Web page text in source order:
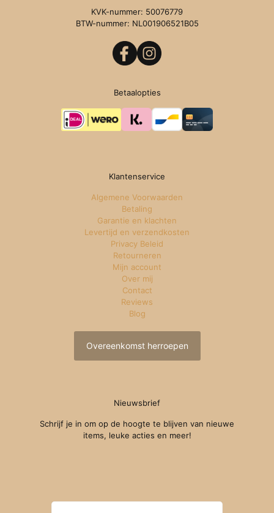
KVK-nummer: 50076779
BTW-nummer: NL001906521B05
Betaalopties
Klantenservice
Algemene Voorwaarden
Betaling
Garantie en klachten
Levertijd en verzendkosten
Privacy Beleid
Retourneren
Mijn account
Over mij
Contact
Reviews
Blog
Overeenkomst herroepen
Nieuwsbrief
Schrijf je in om op de hoogte te blijven van nieuwe
items, leuke acties en meer!